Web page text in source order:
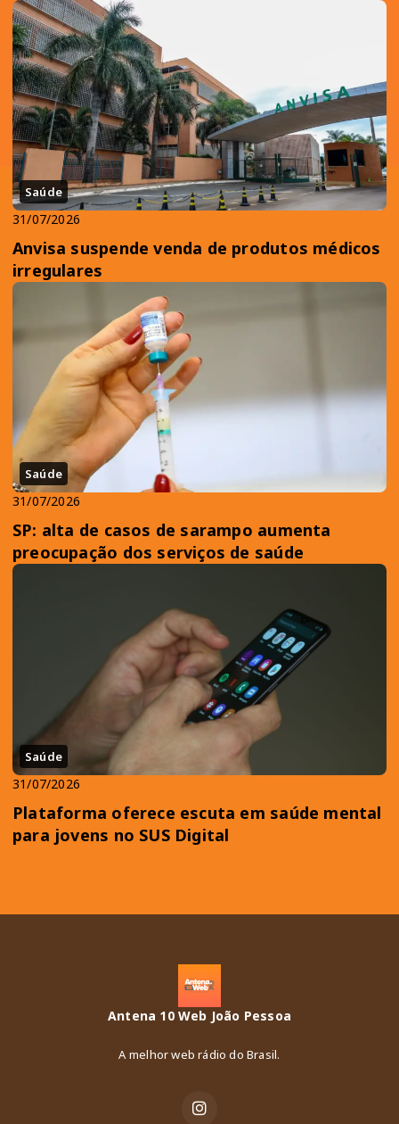
Saúde
31/07/2026
Anvisa suspende venda de produtos médicos
irregulares
Saúde
31/07/2026
SP: alta de casos de sarampo aumenta
preocupação dos serviços de saúde
Saúde
31/07/2026
Plataforma oferece escuta em saúde mental
para jovens no SUS Digital
Antena 10 Web João Pessoa
A melhor web rádio do Brasil.